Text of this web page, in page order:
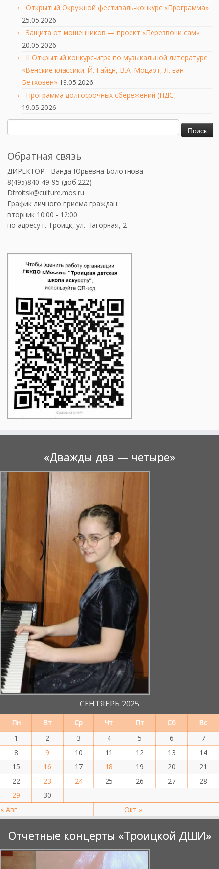
Открытый Окружной фестиваль-конкурс «Программа»
25.05.2026
Защита от мошенников — проект «Перезвони сам»
20.05.2026
II Открытый конкурс-игра по музыкальной литературе
«Венские классики: Й. Гайдн, В.А. Моцарт, Л. ван
Бетховен» 19.05.2026
Программа долгосрочных сбережений (ПДС)
19.05.2026
Обратная связь
ДИРЕКТОР - Ванда Юрьевна Болотнова
8(495)840-49-95 (доб.222)
Dtroitsk@culture.mos.ru
График личного приема граждан:
вторник 10:00 - 12:00
по адресу г. Троицк, ул. Нагорная, 2
«Дважды два — четыре»
СЕНТЯБРЬ 2025
Пн Вт Ср Чт Пт Сб Вс
« Авг Окт »
1 2 3 4 5 6
7
8
9 10 11 12 13
14
15
16 17 18 19 20
21
22
23 24 25 26 27
28
29
30
Отчетные концерты «Троицкой ДШИ»